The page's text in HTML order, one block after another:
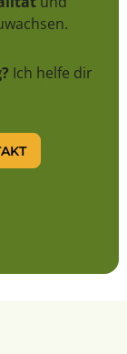
Ich helfe dir